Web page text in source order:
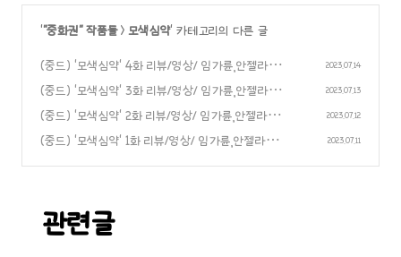
'"중화권" 작품들> 모색심약' 카테고리의 다른 글
(중드) ‘모색심약‘ 4화 리뷰/영상/ 임가륜,안젤라베
이비 주연
(0)
2023.07.14
(중드) ‘모색심약‘ 3화 리뷰/영상/ 임가륜,안젤라베
이비 주연
(0)
2023.07.13
(중드) ‘모색심약‘ 2화 리뷰/영상/ 임가륜,안젤라베
이비 주연
(0)
2023.07.12
(중드) ‘모색심약‘ 1화 리뷰/영상/ 임가륜,안젤라베이
2023.07.11
관련글